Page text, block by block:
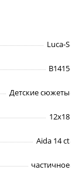
Luca-S
B1415
Детские сюжеты
12х18
Aida 14 ct
частичное